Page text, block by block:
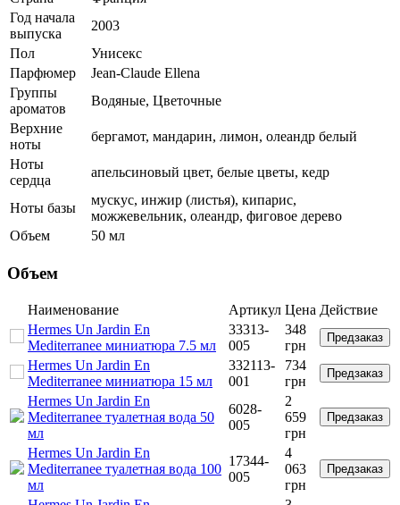
Год начала
выпуска
2003
Пол
Унисекс
Парфюмер
Jean-Claude Ellena
Группы
ароматов
Водяные, Цветочные
Верхние
ноты
бергамот, мандарин, лимон, олеандр белый
Ноты
сердца
апельсиновый цвет, белые цветы, кедр
Ноты базы
мускус, инжир (листья), кипарис,
можжевельник, олеандр, фиговое дерево
Объем
50 мл
Объем
Наименование Артикул Цена Действие
Hermes Un Jardin En
Mediterranee миниатюра 7.5 мл
33313-
005
348
грн
Предзаказ
Hermes Un Jardin En
Mediterranee миниатюра 15 мл
332113-
001
734
грн
Предзаказ
Hermes Un Jardin En
Mediterranee туалетная вода 50
мл
6028-
005
2
659
грн
Предзаказ
Hermes Un Jardin En
Mediterranee туалетная вода 100
мл
17344-
005
4
063
грн
Предзаказ